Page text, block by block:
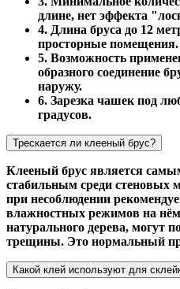
длине, нет эффекта
4. Длина бруса до 12
просторные помещения.
5. Возможность
образного соединение
наружу.
6. Зарезка чашек под
градусов.
Трескается ли клееный брус?
Клееный брус является
стабильным среди стеновых
при несоблюдении
влажностных режимов на
натурального дерева, могут
трещины. Это нормальный
Какой клей используют для